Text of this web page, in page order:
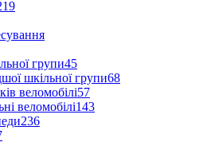
групи45
шкільної групи68
веломобілі57
веломобілі143
236